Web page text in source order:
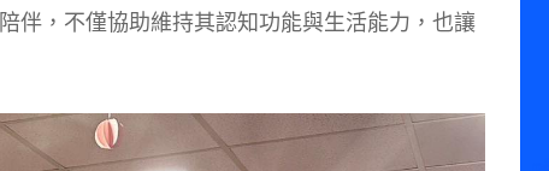
伴，不僅協助維持其認知功能與生活能力，也讓